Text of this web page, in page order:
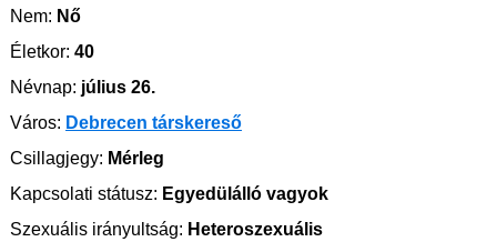
Nem: Nő
Életkor: 40
Névnap: július 26.
Város: Debrecen társkereső
Csillagjegy: Mérleg
Kapcsolati státusz: Egyedülálló vagyok
Szexuális irányultság: Heteroszexuális